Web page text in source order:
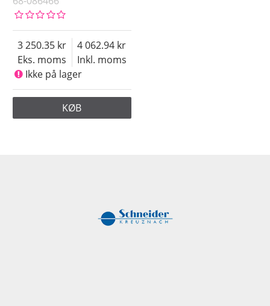
Eks. moms
3 250.35
Inkl. moms
4 062.94
Ikke på lager
KØB